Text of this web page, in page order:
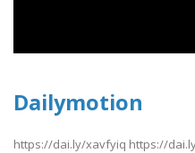
Dailymotion
https://dai.ly/xavfyiq https://